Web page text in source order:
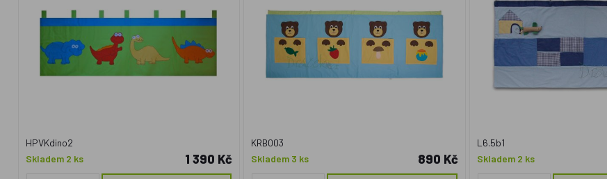
HPVKdino2
Skladem 2 ks
1 390 Kč
KRB003
Skladem 3 ks
890 Kč
L6.5b1
Skladem 2 ks